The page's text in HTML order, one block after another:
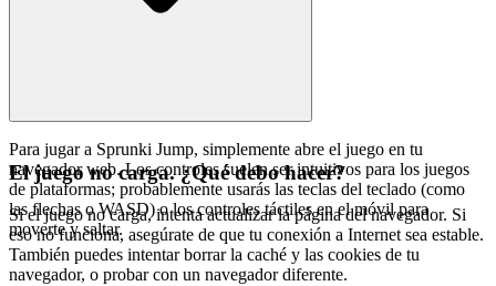
Para jugar a Sprunki Jump, simplemente abre el juego en tu
navegador web. Los controles suelen ser intuitivos para los juegos
de plataformas; probablemente usarás las teclas del teclado (como
las flechas o WASD) o los controles táctiles en el móvil para
moverte y saltar.
El juego no carga. ¿Qué debo hacer?
Si el juego no carga, intenta actualizar la página del navegador. Si
eso no funciona, asegúrate de que tu conexión a Internet sea estable.
También puedes intentar borrar la caché y las cookies de tu
navegador, o probar con un navegador diferente.